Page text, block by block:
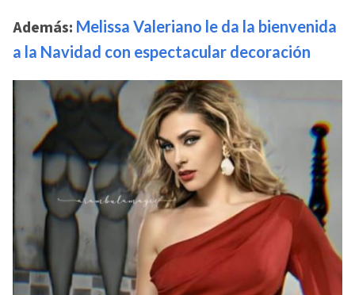
Además: Melissa Valeriano le da la bienvenida
a la Navidad con espectacular decoración